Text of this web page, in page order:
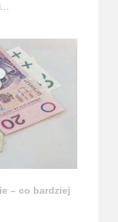
– co bardziej